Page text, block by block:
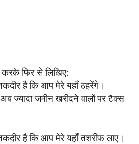
करके फिर से लिखिए:
है कि आप मेरे यहाँ ठहरेंगे।
ज्यादा जमीन खरीदने वालों पर टैक्स
है कि आप मेरे यहाँ तशरीफ लाए।